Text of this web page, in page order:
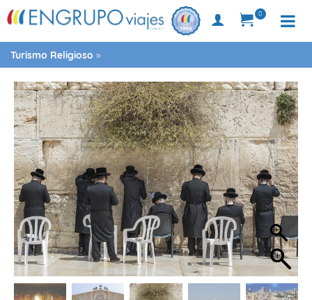
0
Turismo Religioso »